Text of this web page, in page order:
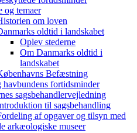
og temaer
om loven
oldtid i landskabet
Oplev stederne
Om Danmarks oldtid i
landskabet
Befæstning
fortidsminder
sagsbehandlervejledning
til sagsbehandling
af opgaver og tilsyn med
arkæologiske museer